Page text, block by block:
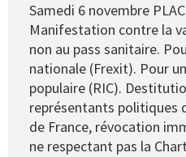
Samedi 6 novembre
Manifestation contre la
non au pass sanitaire.
nationale (Frexit). Pour
populaire (RIC).
représentants politiques
de France, révocation
ne respectant pas la